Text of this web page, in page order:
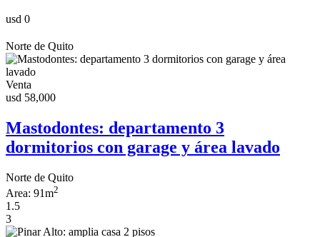
usd 0
Norte de Quito
Venta
usd 58,000
Mastodontes: departamento 3
dormitorios con garage y área lavado
Norte de Quito
Area: 91m2
1.5
3